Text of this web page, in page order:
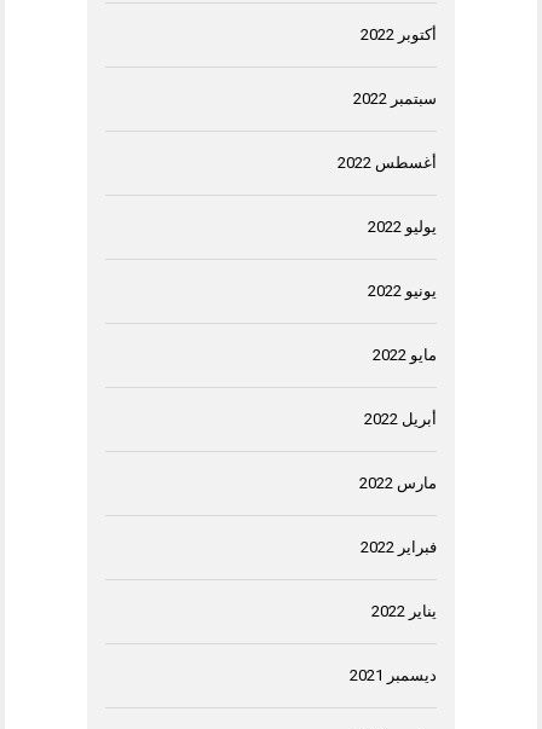
أكتوبر 2022
سبتمبر 2022
أغسطس 2022
يوليو 2022
يونيو 2022
مايو 2022
أبريل 2022
مارس 2022
فبراير 2022
يناير 2022
ديسمبر 2021